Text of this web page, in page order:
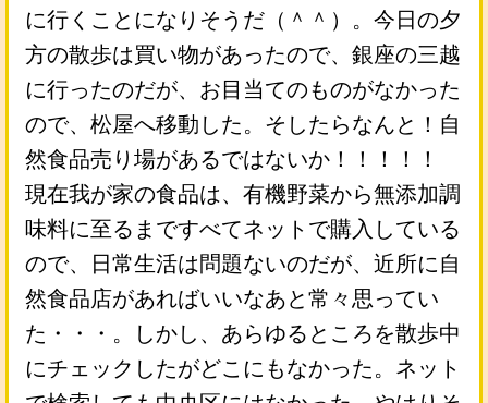
に行くことになりそうだ（＾＾）。今日の夕
方の散歩は買い物があったので、銀座の三越
に行ったのだが、お目当てのものがなかった
ので、松屋へ移動した。そしたらなんと！自
然食品売り場があるではないか！！！！！
現在我が家の食品は、有機野菜から無添加調
味料に至るまですべてネットで購入している
ので、日常生活は問題ないのだが、近所に自
然食品店があればいいなあと常々思ってい
た・・・。しかし、あらゆるところを散歩中
にチェックしたがどこにもなかった。ネット